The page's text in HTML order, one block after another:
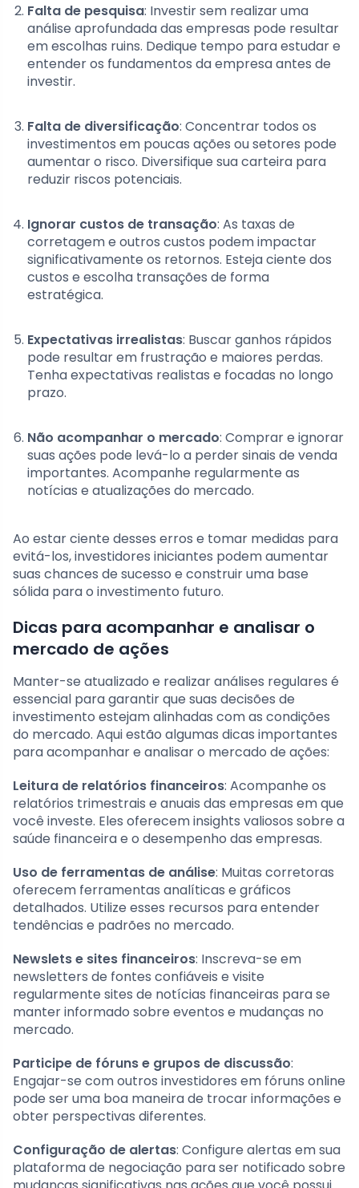
Falta de pesquisa: Investir sem realizar uma
análise aprofundada das empresas pode resultar
em escolhas ruins. Dedique tempo para estudar e
entender os fundamentos da empresa antes de
investir.
Falta de diversificação: Concentrar todos os
investimentos em poucas ações ou setores pode
aumentar o risco. Diversifique sua carteira para
reduzir riscos potenciais.
Ignorar custos de transação: As taxas de
corretagem e outros custos podem impactar
significativamente os retornos. Esteja ciente dos
custos e escolha transações de forma
estratégica.
Expectativas irrealistas: Buscar ganhos rápidos
pode resultar em frustração e maiores perdas.
Tenha expectativas realistas e focadas no longo
prazo.
Não acompanhar o mercado: Comprar e ignorar
suas ações pode levá-lo a perder sinais de venda
importantes. Acompanhe regularmente as
notícias e atualizações do mercado.
Ao estar ciente desses erros e tomar medidas para
evitá-los, investidores iniciantes podem aumentar
suas chances de sucesso e construir uma base
sólida para o investimento futuro.
Dicas para acompanhar e analisar o
mercado de ações
Manter-se atualizado e realizar análises regulares é
essencial para garantir que suas decisões de
investimento estejam alinhadas com as condições
do mercado. Aqui estão algumas dicas importantes
para acompanhar e analisar o mercado de ações:
Leitura de relatórios financeiros: Acompanhe os
relatórios trimestrais e anuais das empresas em que
você investe. Eles oferecem insights valiosos sobre a
saúde financeira e o desempenho das empresas.
Uso de ferramentas de análise: Muitas corretoras
oferecem ferramentas analíticas e gráficos
detalhados. Utilize esses recursos para entender
tendências e padrões no mercado.
Newslets e sites financeiros: Inscreva-se em
newsletters de fontes confiáveis e visite
regularmente sites de notícias financeiras para se
manter informado sobre eventos e mudanças no
mercado.
Participe de fóruns e grupos de discussão:
Engajar-se com outros investidores em fóruns online
pode ser uma boa maneira de trocar informações e
obter perspectivas diferentes.
Configuração de alertas: Configure alertas em sua
plataforma de negociação para ser notificado sobre